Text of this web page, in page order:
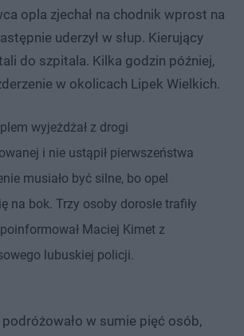
opla zjechał na chodnik wprost na
uderzył w słup. Kierujący
do szpitala. Kilka godzin później,
w okolicach Lipek Wielkich.
wyjeżdżał z drogi
i nie ustąpił pierwszeństwa
musiało być silne, bo opel
na bok. Trzy osoby dorosłe trafiły
Maciej Kimet z
lubuskiej policji.
w sumie pięć osób,